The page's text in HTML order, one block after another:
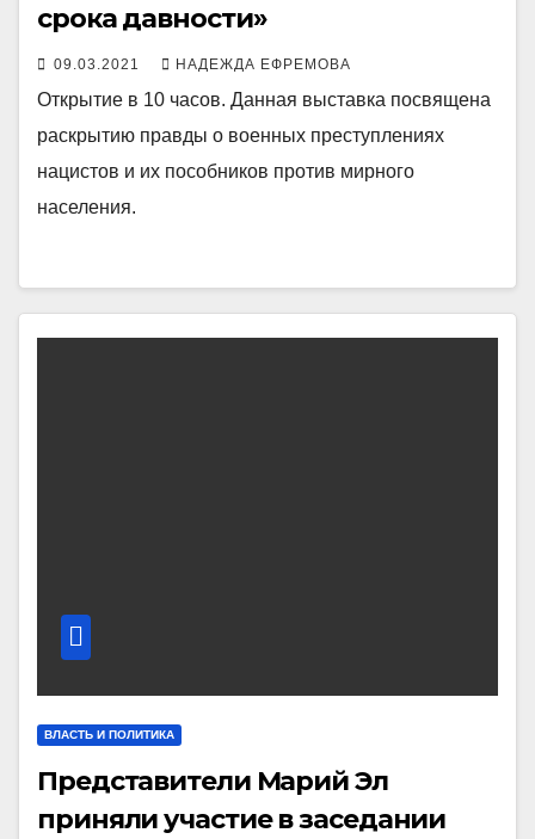
срока давности»
09.03.2021 НАДЕЖДА ЕФРЕМОВА
Открытие в 10 часов. Данная выставка посвящена
раскрытию правды о военных преступлениях
нацистов и их пособников против мирного
населения.
ВЛАСТЬ И ПОЛИТИКА
Представители Марий Эл
приняли участие в заседании